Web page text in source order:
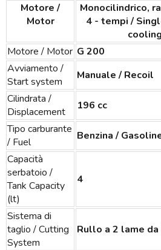
Motore /
Motor
Monocilindrico,
4 - tempi /
Motore / Motor G 200
Avviamento /
Start system
Manuale / Recoil
Cilindrata /
Displacement
196 cc
Tipo carburante
/ Fuel
Benzina /
Capacità
serbatoio /
Tank Capacity
(lt)
4
Sistema di
taglio / Cutting
System
Rullo a 2 lame da